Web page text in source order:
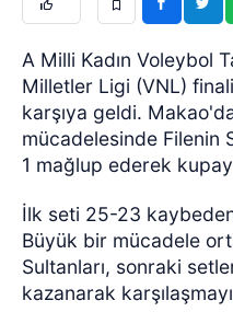
A Milli Kadın Voleybol
Milletler Ligi (VNL)
karşıya geldi.
mücadelesinde Filenin
1 mağlup ederek
İlk seti 25-23
Büyük bir mücadele
Sultanları, sonraki
kazanarak